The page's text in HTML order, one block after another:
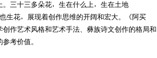
三十三多朵花，生在什么上，生在土地
生花，展现着创作思维的开阔和宏大。《阿买
作艺术风格和艺术手法、彝族诗文创作的格局和
考价值。